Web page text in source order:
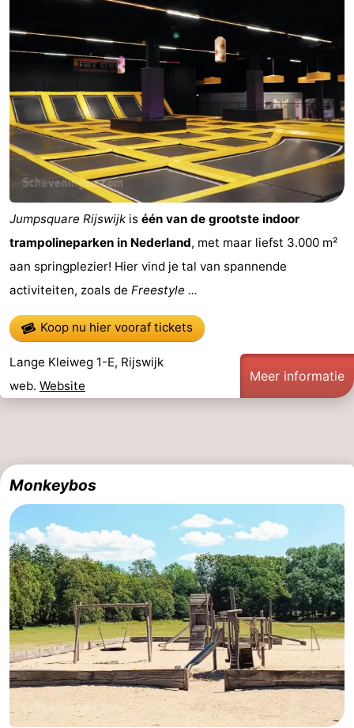
Jumpsquare Rijswijk is één van de grootste indoor
trampolineparken in Nederland, met maar liefst 3.000 m²
aan springplezier! Hier vind je tal van spannende
activiteiten, zoals de Freestyle ...
Koop nu hier vooraf tickets
Lange Kleiweg 1-E, Rijswijk
web. Website
Meer informatie
Monkeybos